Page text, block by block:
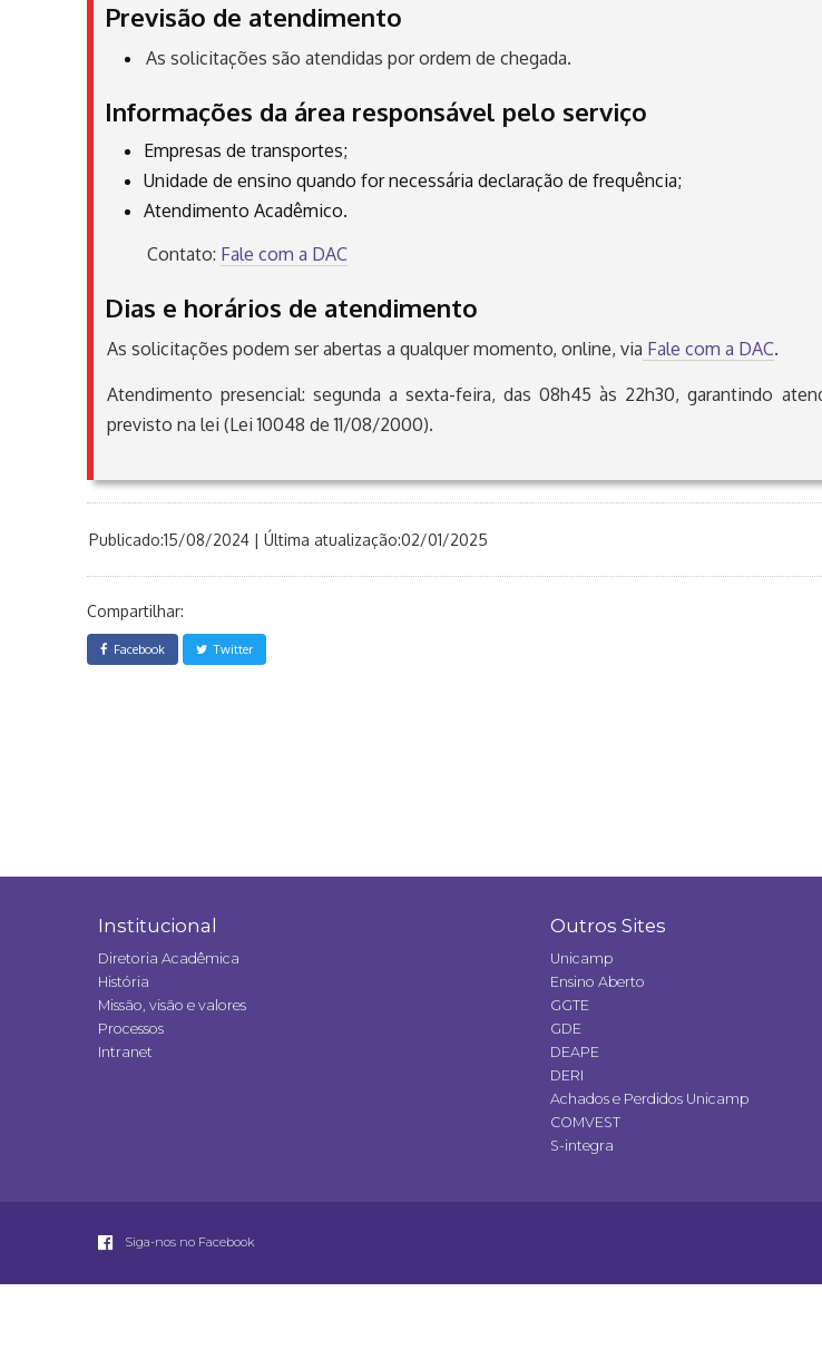
Previsão de atendimento
As solicitações são atendidas por ordem de chegada.
Informações da área responsável pelo serviço
Empresas de transportes;
Unidade de ensino quando for necessária declaração de frequência;
Atendimento Acadêmico.
Contato: Fale com a DAC
Dias e horários de atendimento
As solicitações podem ser abertas a qualquer momento, online, via Fale com a DAC.
Atendimento presencial: segunda a sexta-feira, das 08h45 às 22h30, garantindo
previsto na lei (Lei 10048 de 11/08/2000).
Publicado:15/08/2024 | Última atualização:02/01/2025
Compartilhar:
Facebook Twitter
Institucional
Diretoria Acadêmica
História
Missão, visão e valores
Processos
Intranet
Outros Sites
Unicamp
Ensino Aberto
GGTE
GDE
DEAPE
DERI
Achados e Perdidos Unicamp
COMVEST
S-integra
Siga-nos no Facebook